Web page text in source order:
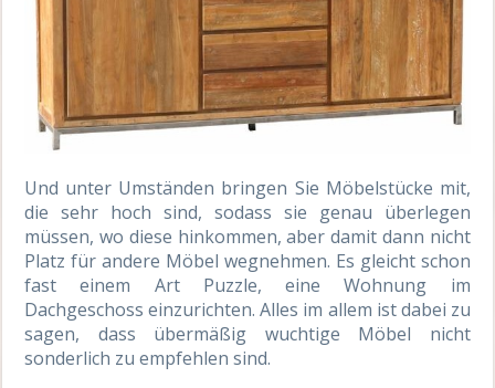
Und unter Umständen bringen Sie Möbelstücke mit,
die sehr hoch sind, sodass sie genau überlegen
müssen, wo diese hinkommen, aber damit dann nicht
Platz für andere Möbel wegnehmen. Es gleicht schon
fast einem Art Puzzle, eine Wohnung im
Dachgeschoss einzurichten. Alles im allem ist dabei zu
sagen, dass übermäßig wuchtige Möbel nicht
sonderlich zu empfehlen sind.